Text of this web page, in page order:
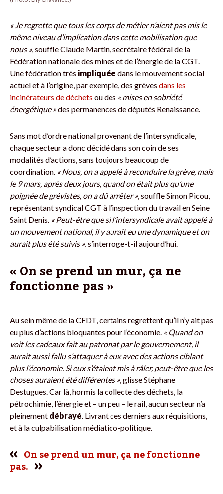
« Je regrette que tous les corps de métier n’aient pas mis le
même niveau d’implication dans cette mobilisation que
nous », souffle Claude Martin, secrétaire fédéral de la
Fédération nationale des mines et de l’énergie de la CGT.
Une fédération très impliquée dans le mouvement social
actuel et à l’origine, par exemple, des grèves dans les
incinérateurs de déchets ou des « mises en sobriété
énergétique »des permanences de députés Renaissance.
Sans mot d’ordre national provenant de l’intersyndicale,
chaque secteur a donc décidé dans son coin de ses
modalités d’actions, sans toujours beaucoup de
coordination. « Nous, on a appelé à reconduire la grève, mais
le 9 mars, après deux jours, quand on était plus qu’une
poignée de grévistes, on a dû arrêter », souffle Simon Picou,
représentant syndical CGT à l’inspection du travail en Seine
Saint Denis. « Peut-être que si l’intersyndicale avait appelé à
un mouvement national, il y aurait eu une dynamique et on
aurait plus été suivis », s’interroge-t-il aujourd’hui.
« On se prend un mur, ça ne
fonctionne pas »
Au sein même de la CFDT, certains regrettent qu’il n’y ait pas
eu plus d’actions bloquantes pour l’économie. « Quand on
voit les cadeaux fait au patronat par le gouvernement, il
aurait aussi fallu s’attaquer à eux avec des actions ciblant
plus l’économie. Si eux s’étaient mis à râler, peut-être que les
choses auraient été différentes », glisse Stéphane
Destugues. Car là, hormis la collecte des déchets, la
pétrochimie, l’énergie et – un peu – le rail, aucun secteur n’a
pleinement débrayé . Livrant ces derniers aux réquisitions,
et à la culpabilisation médiatico-politique.
On se prend un mur, ça ne fonctionne
pas.